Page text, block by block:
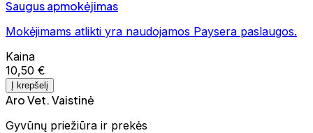
Saugus apmokėjimas
Mokėjimams atlikti yra naudojamos Paysera paslaugos.
Kaina
10,50 €
Į krepšelį
Aro Vet. Vaistinė
Gyvūnų priežiūra ir prekės